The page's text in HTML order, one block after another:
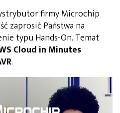
firmy Microchip
zaprosić Państwa na
typu Hands-On. Temat
Cloud in Minutes
.